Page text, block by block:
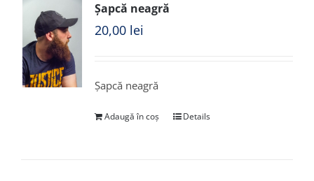
Șapcă neagră
20,00 lei
Șapcă neagră
Adaugă în coș Details